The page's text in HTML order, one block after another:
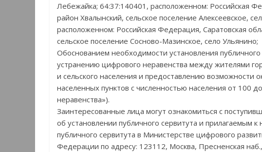
Лебежайка; 64:37:140401, расположенном: Российская
район Хвалынский, сельское поселение Алексеевское,
расположенном: Российская Федерация, Саратовская
сельское поселение Сосново-Мазинское, село Ульянино;
Обоснованием необходимости установления
устранению цифрового неравенства между жителями
и сельского населения и предоставлению возможности
населенных пунктов с численностью населения от 100
неравенства»).
Заинтересованные лица могут ознакомиться с
об установлении публичного сервитута и прилагаемым
публичного сервитута в Министерстве цифрового
Федерации по адресу: 123112, Москва, Пресненская